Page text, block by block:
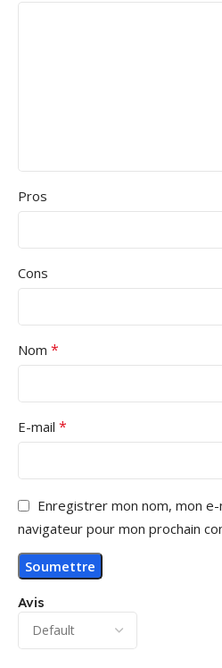
Avis
Pros
Cons
Nom *
E-mail *
Enregistrer mon nom, mon
navigateur pour mon prochain